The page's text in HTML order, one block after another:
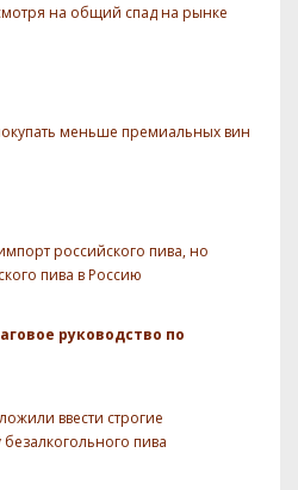
на общий спад на рынке
меньше премиальных вин
российского пива, но
пива в Россию
руководство по
ввести строгие
пива